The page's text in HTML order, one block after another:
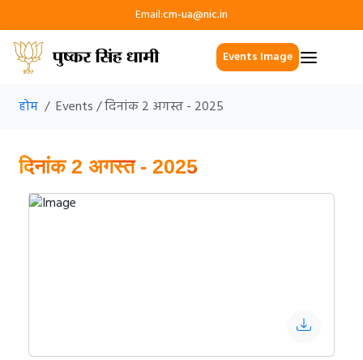
Email:cm-ua@nic.in
Events Image
होम Events / दिनांक 2 अगस्त - 2025
दिनांक 2 अगस्त - 2025